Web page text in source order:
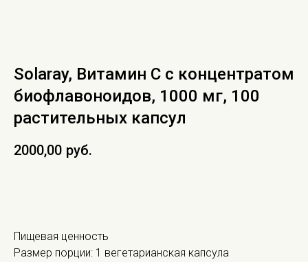
Solaray, Витамин C с концентратом
биофлавоноидов, 1000 мг, 100
растительных капсул
2000,00 руб.
Пищевая ценность
Размер порции: 1 вегетарианская капсула